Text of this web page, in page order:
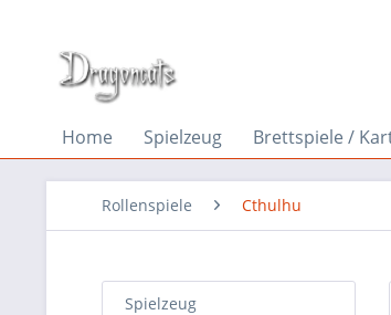
Home Spielzeug Brettspiele /
Rollenspiele Cthulhu
Spielzeug